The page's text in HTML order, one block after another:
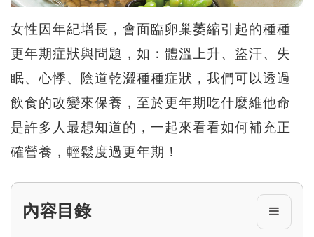
女性因年紀增長，會面臨卵巢萎縮引起的種種
更年期症狀與問題，如：體溫上升、盜汗、失
眠、心悸、陰道乾澀種種症狀，我們可以透過
飲食的改變來保養，至於更年期吃什麼維他命
是許多人最想知道的，一起來看看如何補充正
確營養，輕鬆度過更年期！
內容目錄